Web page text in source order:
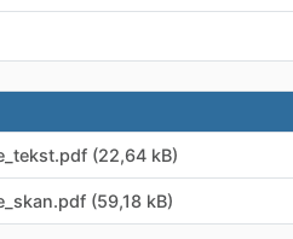
.pdf (22,64 kB)
.pdf (59,18 kB)